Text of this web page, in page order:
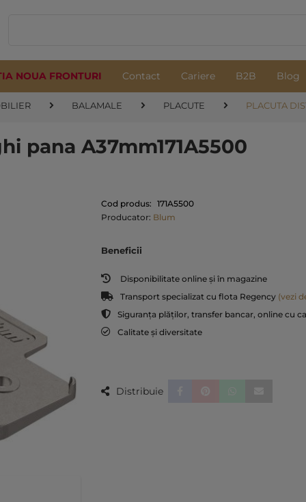
NOUA FRONTURI Contact Cariere B2B Blog
BALAMALE PLACUTE PLACUTA
pana A37mm171A5500
Cod produs: 171A5500
Producator: Blum
Beneficii
Disponibilitate online și în magazine
Transport specializat cu flota Regency (vezi
Siguranța plăților, transfer bancar, online cu
Calitate și diversitate
Distribuie